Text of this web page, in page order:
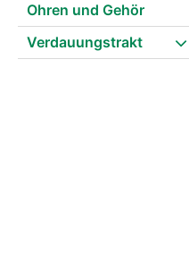
Ohren und Gehör
Verdauungstrakt